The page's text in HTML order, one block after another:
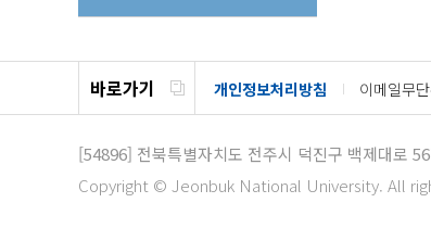
바로가기 개인정보처리방침 이메일무
[54896] 전북특별자치도 전주시 덕진구 백제대로
Copyright © Jeonbuk National University. All